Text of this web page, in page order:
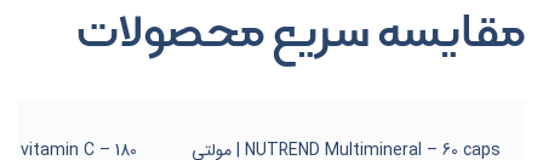
مقایسه سریع محصولات
NUTREND Multimineral – 60 caps | مولتی
vitamin C – 180